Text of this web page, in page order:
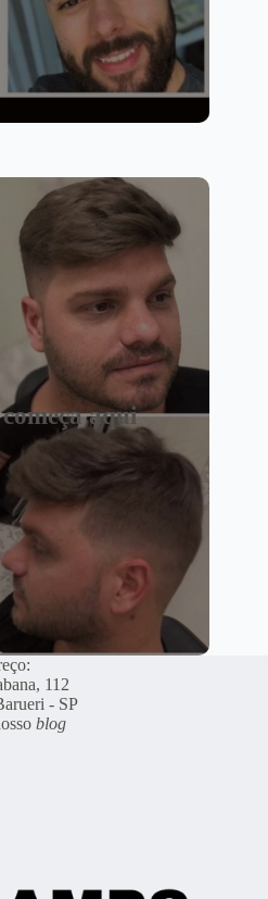
começa aqui
112
- SP
blog